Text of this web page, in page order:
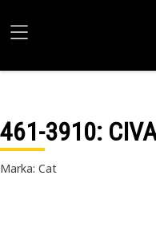
461-3910:
Marka: Cat